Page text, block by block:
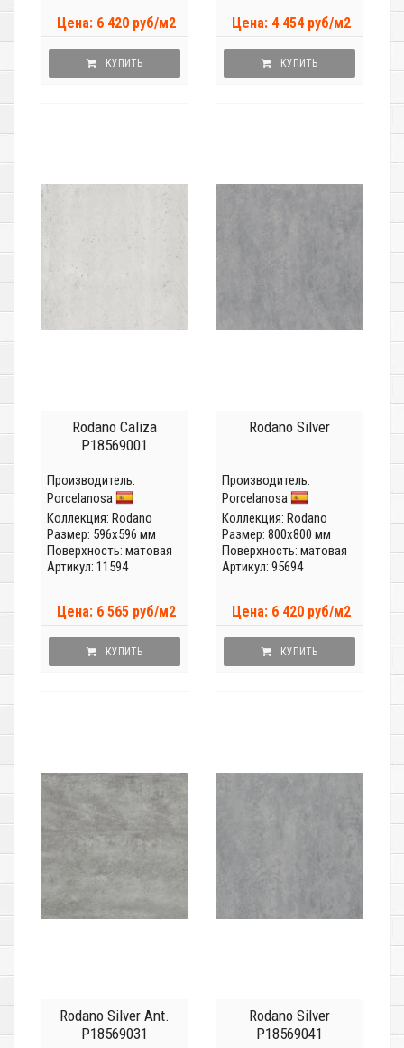
Цена: 6 420 руб/м2
КУПИТЬ
Цена: 4 454 руб/м2
КУПИТЬ
Rodano Caliza
P18569001
Производитель:
Porcelanosa
Коллекция: Rodano
Размер: 596x596 мм
Поверхность: матовая
Артикул: 11594
Цена: 6 565 руб/м2
КУПИТЬ
Rodano Silver
Производитель:
Porcelanosa
Коллекция: Rodano
Размер: 800x800 мм
Поверхность: матовая
Артикул: 95694
Цена: 6 420 руб/м2
КУПИТЬ
Rodano Silver Ant.
P18569031
Rodano Silver
P18569041